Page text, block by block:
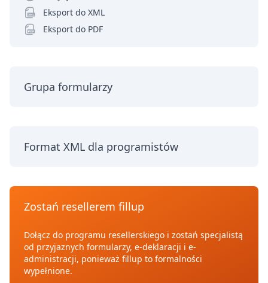
Eksport do XML
Eksport do PDF
Grupa formularzy
Format XML dla programistów
Zostań resellerem fillup
Dołącz do programu resellerskiego i zostań specjalistą
od przyjaznych formularzy, e-deklaracji i e-
administracji, ponieważ fillup to formalności
wypełnione.